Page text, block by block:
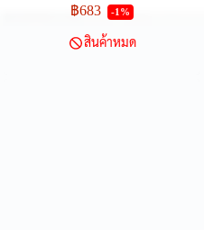
series อะไหล่ทดแทน P/N 1422-
033R0A2, 14005-02840000,
14005-02840100, 1422-
฿683 -1%
สินค้าหมด